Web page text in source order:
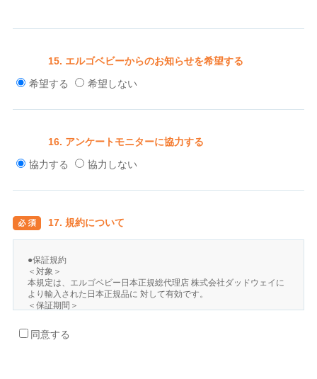
15. エルゴベビーからのお知らせを希望する
希望する
希望しない
16. アンケートモニターに協力する
協力する
協力しない
17. 規約について
●保証規約
＜対象＞
本規定は、エルゴベビー日本正規総代理店 株式会社ダッドウェイに
より輸入された日本正規品に 対して有効です。
＜保証期間＞
保証カードが同梱されている製品は、1年間の製品保証期間中にユー
ザー登録をしていただくことで保証期間が2年間に延長されます。
同意する